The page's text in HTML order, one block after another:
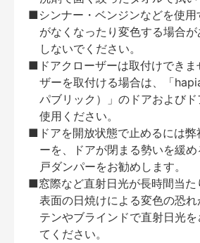
■シンナー・ベンジンなどを使用
がなくなったり変色する場合
しないでください。
■ドアクローザーは取付けできま
ザーを取付ける場合は、「
パブリック）」のドアおよび
使用ください。
■ドアを開放状態で止めるには弊
ーを、ドアが閉まる勢いを緩
戸ダンパーをお勧めします。
■窓際など直射日光が長時間当た
表面の日焼けによる変色の恐
テンやブラインドで直射日光
てください。